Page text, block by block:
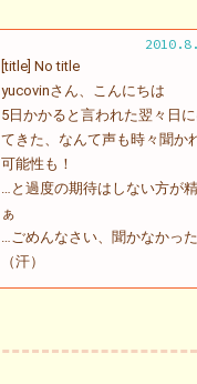
[title] No title
yucovinさん、こんにちは
5日かかると言われた翌々日
てきた、なんて声も時々聞か
可能性も！
…と過度の期待はしない方が
ぁ
…ごめんなさい、聞かなかっ
（汗）